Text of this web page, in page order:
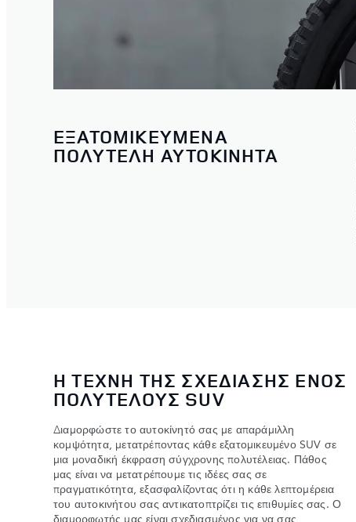
ΕΞΑΤΟΜΙΚΕΥΜΕΝΑ
ΠΟΛΥΤΕΛΗ ΑΥΤΟΚΙΝΗΤΑ
Η ΤΕΧΝΗ ΤΗΣ ΣΧΕΔΙΑΣΗΣ ΕΝΟΣ
ΠΟΛΥΤΕΛΟΥΣ SUV
Διαμορφώστε το αυτοκίνητό σας με απαράμιλλη
κομψότητα, μετατρέποντας κάθε εξατομικευμένο SUV σε
μια μοναδική έκφραση σύγχρονης πολυτέλειας. Πάθος
μας είναι να μετατρέπουμε τις ιδέες σας σε
πραγματικότητα, εξασφαλίζοντας ότι η κάθε λεπτομέρεια
του αυτοκινήτου σας αντικατοπτρίζει τις επιθυμίες σας. Ο